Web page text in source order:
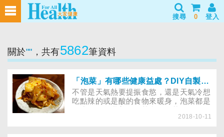
搜尋 0 登入
關於"" ，共有5862筆資料
「泡菜」有哪些健康益處？DIY自製泡菜，該怎麼做？
不管是天氣熱要提振食慾，還是天氣冷想
吃點辣的或是酸的食物來暖身，泡菜都是
吃，還能幫助消化、抗癌、刺激代謝，是
2018-10-11